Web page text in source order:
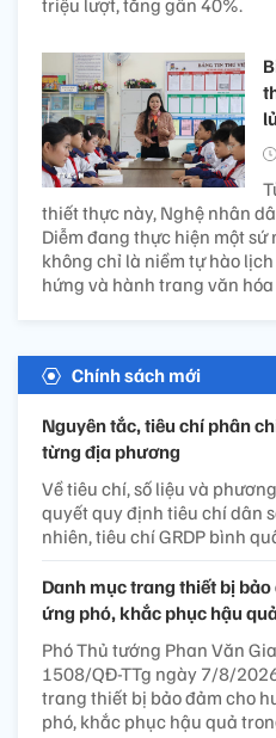
thiết thực này, Nghệ nhân
Diễm đang thực hiện một sứ
không chỉ là niềm tự hào
hứng và hành trang văn
Chính sách mới
Nguyên tắc, tiêu chí phân
từng địa phương
Về tiêu chí, số liệu và
quyết quy định tiêu chí dân
nhiên, tiêu chí GRDP bình
Danh mục trang thiết bị
ứng phó, khắc phục hậu
Phó Thủ tướng Phan Văn
1508/QĐ-TTg ngày 7/8/
trang thiết bị bảo đảm cho
phó, khắc phục hậu quả